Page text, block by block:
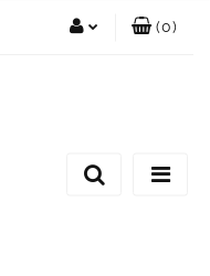
(0)